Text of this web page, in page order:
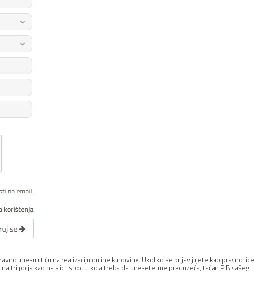
unesu utiču na realizaciju online kupovine. Ukoliko se prijavljujete kao pravno lice
tri polja kao na slici ispod u koja treba da unesete ime preduzeća, tačan PIB vašeg